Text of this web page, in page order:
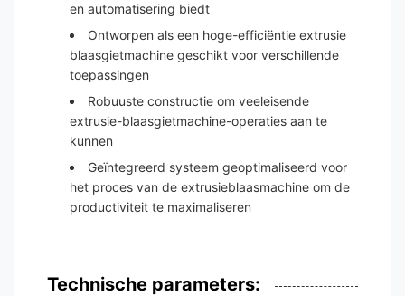
en automatisering biedt
Ontworpen als een hoge-efficiëntie extrusie
blaasgietmachine geschikt voor verschillende
toepassingen
Robuuste constructie om veeleisende
extrusie-blaasgietmachine-operaties aan te
kunnen
Geïntegreerd systeem geoptimaliseerd voor
het proces van de extrusieblaasmachine om de
productiviteit te maximaliseren
Technische parameters: